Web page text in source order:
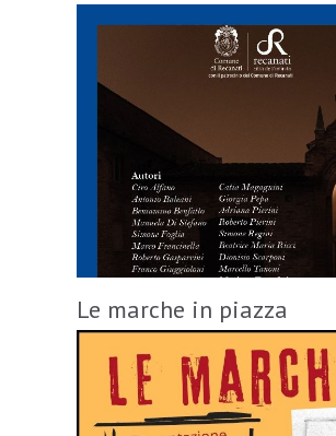
Le marche in piazza